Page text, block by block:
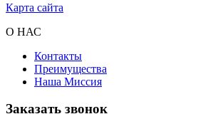
Карта сайта
О НАС
Контакты
Преимущества
Наша Миссия
Заказать звонок